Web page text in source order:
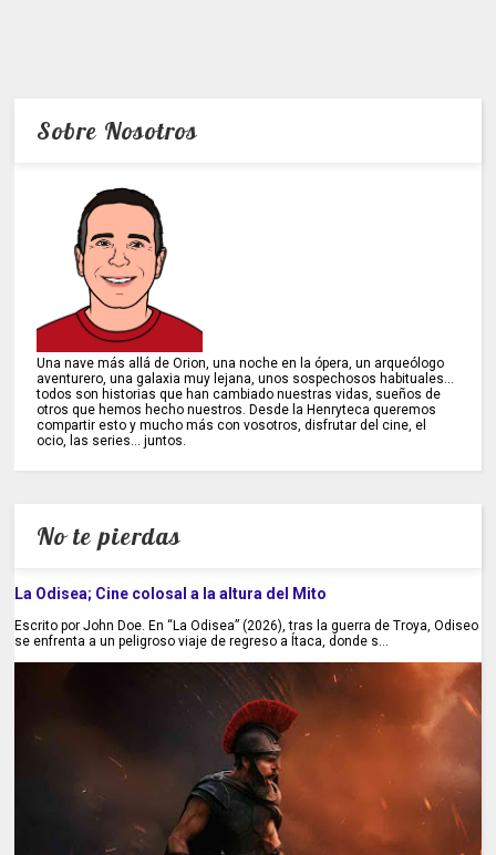
Sobre Nosotros
Una nave más allá de Orion, una noche en la ópera, un arqueólogo
aventurero, una galaxia muy lejana, unos sospechosos habituales...
todos son historias que han cambiado nuestras vidas, sueños de
otros que hemos hecho nuestros. Desde la Henryteca queremos
compartir esto y mucho más con vosotros, disfrutar del cine, el
ocio, las series... juntos.
No te pierdas
La Odisea; Cine colosal a la altura del Mito
Escrito por John Doe. En “La Odisea” (2026), tras la guerra de Troya, Odiseo
se enfrenta a un peligroso viaje de regreso a Ítaca, donde s...